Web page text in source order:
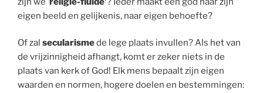
eigen beeld en gelijkenis, naar eigen behoefte?
Of zal secularismede lege plaats invullen? Als het van
de vrijzinnigheid afhangt, komt er zeker niets in de
plaats van kerk of God! Elk mens bepaalt zijn eigen
waarden en normen, hogere doelen en bestemmingen: